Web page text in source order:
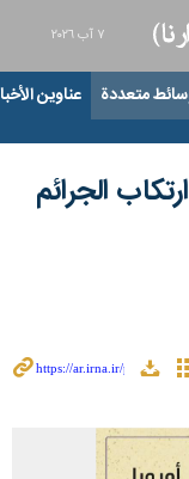
٧ آب ٢٠٢٦
متعددة عناوين
الجرائم